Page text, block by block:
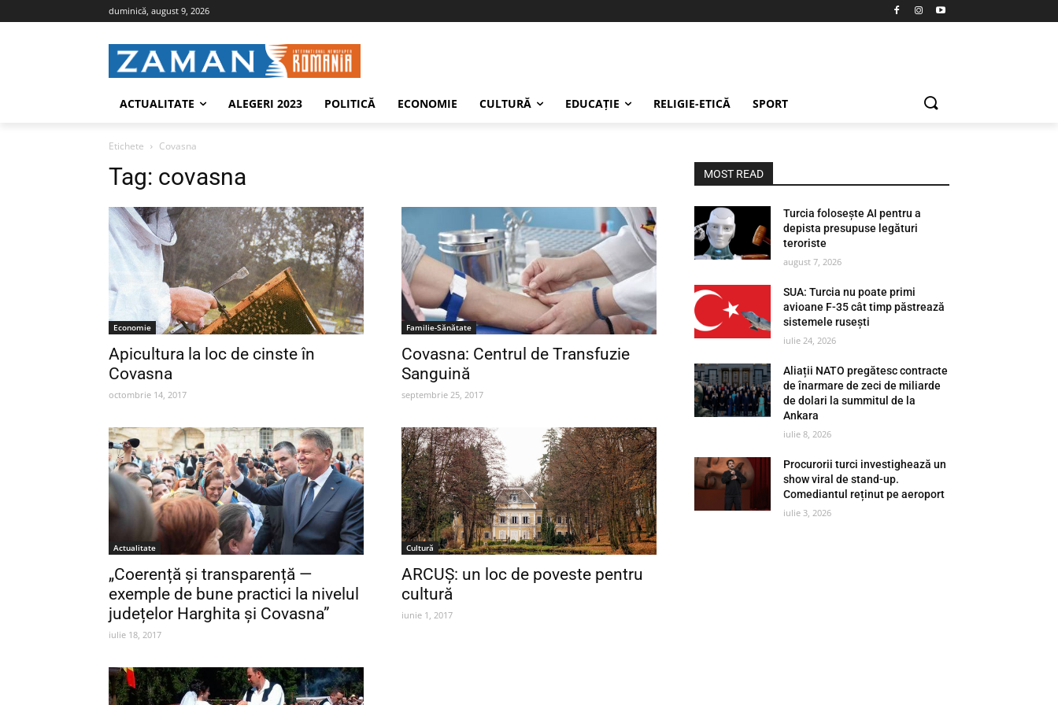
duminică, august 9, 2026
ACTUALITATE ALEGERI 2023 POLITICĂ ECONOMIE CULTURĂ EDUCAŢIE RELIGIE-ETICĂ SPORT
Etichete Covasna
Tag: covasna
Economie
Apicultura la loc de cinste în
Covasna
octombrie 14, 2017
Familie-Sănătate
Covasna: Centrul de Transfuzie
Sanguină
septembrie 25, 2017
Actualitate
„Coerență și transparență —
exemple de bune practici la nivelul
județelor Harghita și Covasna”
iulie 18, 2017
Cultură
ARCUŞ: un loc de poveste pentru
cultură
iunie 1, 2017
MOST READ
Turcia folosește AI pentru a
depista presupuse legături
teroriste
august 7, 2026
SUA: Turcia nu poate primi
avioane F-35 cât timp păstrează
sistemele rusești
iulie 24, 2026
Aliații NATO pregătesc contracte
de înarmare de zeci de miliarde
de dolari la summitul de la
Ankara
iulie 8, 2026
Procurorii turci investighează un
show viral de stand-up.
Comediantul reținut pe aeroport
iulie 3, 2026